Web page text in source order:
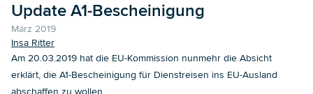
Update A1-Bescheinigung
März 2019
Insa Ritter
Am 20.03.2019 hat die EU-Kommission nunmehr die Absicht
erklärt, die A1-Bescheinigung für Dienstreisen ins EU-Ausland
abschaffen zu wollen.